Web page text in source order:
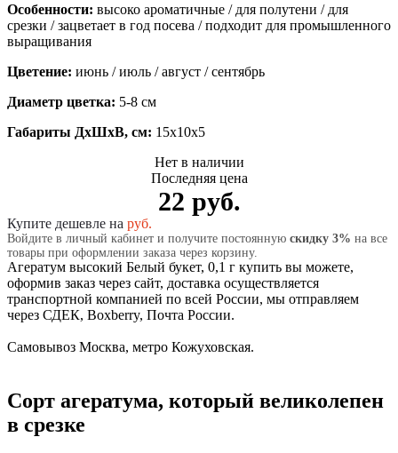
Особенности: высоко ароматичные / для полутени / для
срезки / зацветает в год посева / подходит для промышленного
выращивания
Цветение: июнь / июль / август / сентябрь
Диаметр цветка: 5-8 см
Габариты ДхШхВ, см: 15x10x5
Нет в наличии
Последняя цена
22 руб.
Купите дешевле на руб.
Войдите в личный кабинет и получите постоянную скидку 3% на все
товары при оформлении заказа через корзину.
Агератум высокий Белый букет, 0,1 г купить вы можете,
оформив заказ через сайт, доставка осуществляется
транспортной компанией по всей России, мы отправляем
через СДЕК, Boxberry, Почта России.
Самовывоз Москва, метро Кожуховская.
Сорт агератума, который великолепен
в срезке